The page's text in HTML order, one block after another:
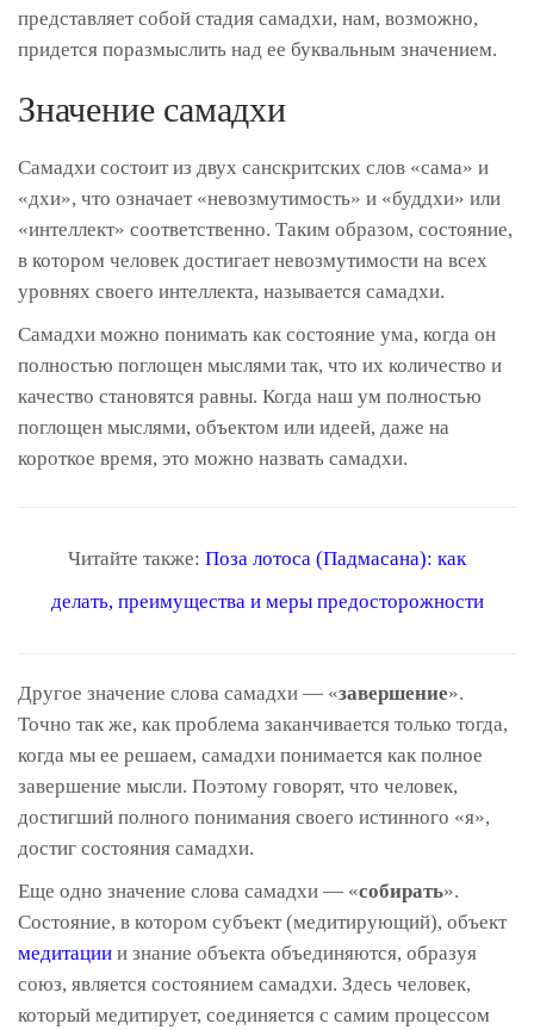
представляет собой стадия самадхи, нам, возможно,
придется поразмыслить над ее буквальным значением.
Значение самадхи
Самадхи состоит из двух санскритских слов «сама» и
«дхи», что означает «невозмутимость» и «буддхи» или
«интеллект» соответственно. Таким образом, состояние,
в котором человек достигает невозмутимости на всех
уровнях своего интеллекта, называется самадхи.
Самадхи можно понимать как состояние ума, когда он
полностью поглощен мыслями так, что их количество и
качество становятся равны. Когда наш ум полностью
поглощен мыслями, объектом или идеей, даже на
короткое время, это можно назвать самадхи.
Читайте также: Поза лотоса (Падмасана): как
делать, преимущества и меры предосторожности
Другое значение слова самадхи — «завершение».
Точно так же, как проблема заканчивается только тогда,
когда мы ее решаем, самадхи понимается как полное
завершение мысли. Поэтому говорят, что человек,
достигший полного понимания своего истинного «я»,
достиг состояния самадхи.
Еще одно значение слова самадхи — «собирать».
Состояние, в котором субъект (медитирующий), объект
медитации и знание объекта объединяются, образуя
союз, является состоянием самадхи. Здесь человек,
который медитирует, соединяется с самим процессом